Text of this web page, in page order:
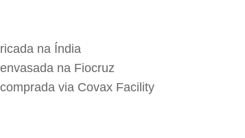
na Índia
na Fiocruz
via Covax Facility